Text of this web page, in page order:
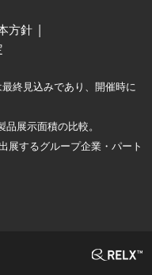
方針
終見込みであり、開催時に
展示面積の比較。
展するグループ企業・パート